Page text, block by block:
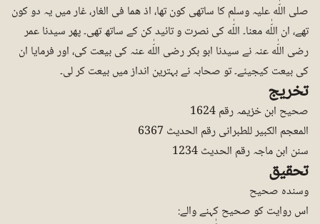
صلی اللّٰه علیہ وسلم کا ساتھی کون تھا، اذ ھما فی الغار، غار میں یہ دو کون
تھے، ان اللّٰه معنا۔ اللّٰه کی نصرت و تائید کن کے ساتھ تھی۔ پھر سیدنا عمر
رضی اللّٰه عنہ نے سیدنا ابو بکر رضی اللّٰه عنہ کی بیعت کی، اور فرمایا ان
کی بیعت کیجیئے۔ تو صحابہ نے بہترین انداز میں بیعت کر لی۔
تخریج
صحیح ابن خزیمہ رقم 1624
المعجم الکبیر للطبرانی رقم الحدیث 6367
سنن ابن ماجہ رقم الحدیث 1234
تحقیق
وسندہ صحیح
اس روایت کو صحیح کہنے والے: